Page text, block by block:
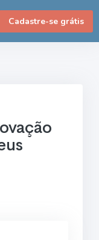
Cadastre-se grátis